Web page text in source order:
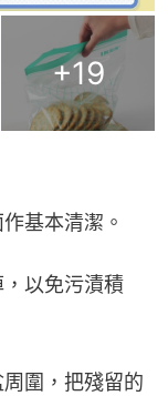
+19
基本清潔。
，以免污漬積
圍，把殘留的